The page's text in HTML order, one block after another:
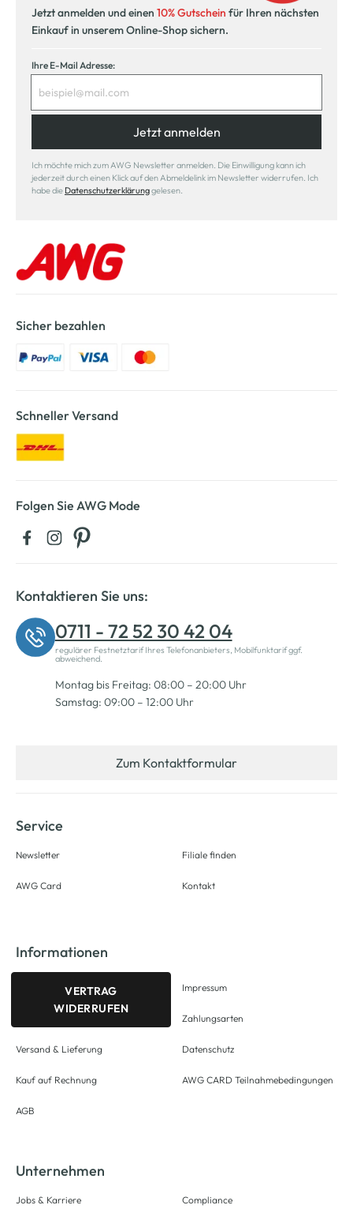
Jetzt anmelden und einen 10% Gutschein für Ihren nächsten
Einkauf in unserem Online-Shop sichern.
Ihre E-Mail Adresse:
Jetzt anmelden
Ich möchte mich zum AWG Newsletter anmelden. Die Einwilligung kann ich
jederzeit durch einen Klick auf den Abmeldelink im Newsletter widerrufen. Ich
habe die Datenschutzerklärunggelesen.
Sicher bezahlen
Schneller Versand
Folgen Sie AWG Mode
Kontaktieren Sie uns:
0711 - 72 52 30 42 04
regulärer Festnetztarif Ihres Telefonanbieters, Mobilfunktarif ggf.
abweichend.
Montag bis Freitag: 08:00 – 20:00 Uhr
Samstag: 09:00 – 12:00 Uhr
Zum Kontaktformular
Service
Newsletter
AWG Card
Filiale finden
Kontakt
Informationen
VERTRAG
WIDERRUFEN
Versand & Lieferung
Kauf auf Rechnung
AGB
Impressum
Zahlungsarten
Datenschutz
AWG CARD Teilnahmebedingungen
Unternehmen
Jobs & Karriere Compliance